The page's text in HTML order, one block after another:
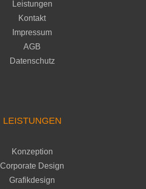
Leistungen
Kontakt
Impressum
AGB
Datenschutz
LEISTUNGEN
Konzeption
Corporate Design
Grafikdesign